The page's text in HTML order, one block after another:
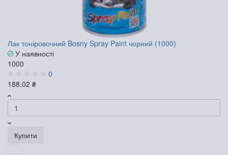
Лак тоніровочний Bosny Spray Paint чорний (1000)
У наявності
1000
0
188.02 ₴
Купити